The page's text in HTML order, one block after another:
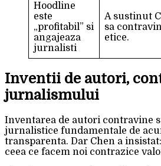
Hoodline
este
„profitabil” si
angajeaza
jurnalisti
A sustinut
sa
etice.
Inventii de autori,
jurnalismului
Inventarea de autori contravine
jurnalistice fundamentale de
transparenta. Dar Chen a
ceea ce facem noi contrazice